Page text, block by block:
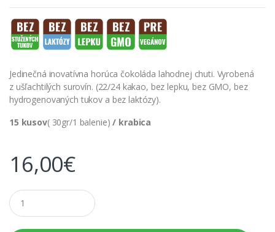
Jedinečná inovatívna horúca čokoláda lahodnej chuti. Vyrobená
z ušľachtilých surovín. (22/24 kakao, bez lepku, bez GMO, bez
hydrogenovaných tukov a bez laktózy).
15 kusov( 30gr/1 balenie) / krabica
16,00€
M
n
o